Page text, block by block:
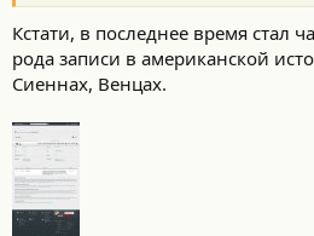
Кстати, в последнее время стал
рода записи в американской
Сиеннах, Венцах.